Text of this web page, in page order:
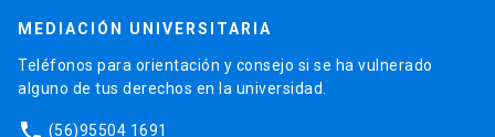
MEDIACIÓN UNIVERSITARIA
Teléfonos para orientación y consejo si se ha vulnerado
alguno de tus derechos en la universidad.
(56)95504 1691